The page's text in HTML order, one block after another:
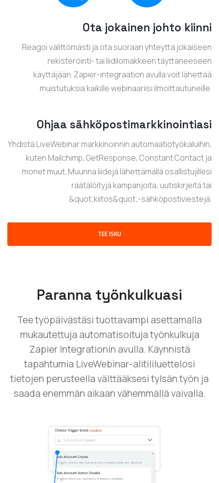
Ota jokainen johto kiinni
Reagoi välittömästi ja ota suoraan yhteyttä jokaiseen
rekisteröinti- tai liidilomakkeen täyttäneeseen
käyttäjään. Zapier-integraation avulla voit lähettää
muistutuksia kaikille webinaariisi ilmoittautuneille.
Ohjaa sähköpostimarkkinointiasi
Yhdistä LiveWebinar markkinoinnin automaatiotyökaluihin,
kuten Mailchimp, GetResponse, Constant Contact ja
monet muut. Muunna liidejä lähettämällä osallistujillesi
räätälöityjä kampanjoita, uutiskirjeitä tai
&quot;kiitos&quot;-sähköpostiviestejä.
TEE ISKU
Paranna työnkulkuasi
Tee työpäivästäsi tuottavampi asettamalla
mukautettuja automatisoituja työnkulkuja
Zapier Integrationin avulla. Käynnistä
tapahtumia LiveWebinar-alitililuettelosi
tietojen perusteella välttääksesi tylsän työn ja
saada enemmän aikaan vähemmällä vaivalla.